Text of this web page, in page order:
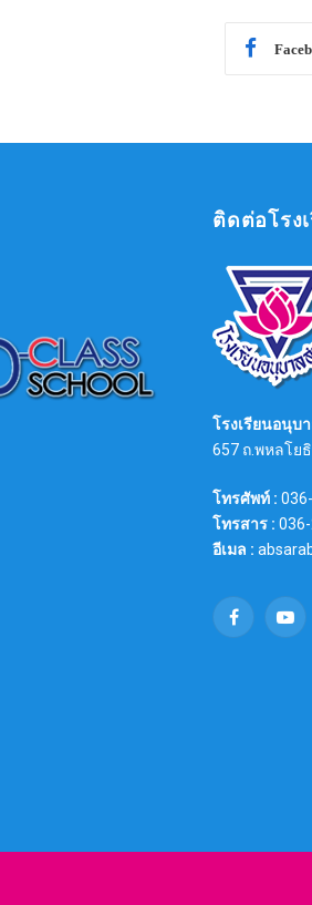
ติดต่อโรง
โรงเรียนอนุบ
657 ถ.พหลโย
โทรศัพท์ :
โทรสาร :
อีเมล :
Facebook